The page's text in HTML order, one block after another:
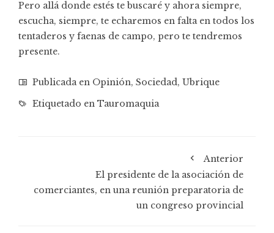
Pero allá donde estés te buscaré y ahora siempre,
escucha, siempre, te echaremos en falta en todos los
tentaderos y faenas de campo, pero te tendremos
presente.
Publicada en Opinión, Sociedad, Ubrique
Etiquetado en Tauromaquia
Anterior
El presidente de la asociación de
comerciantes, en una reunión preparatoria de
un congreso provincial